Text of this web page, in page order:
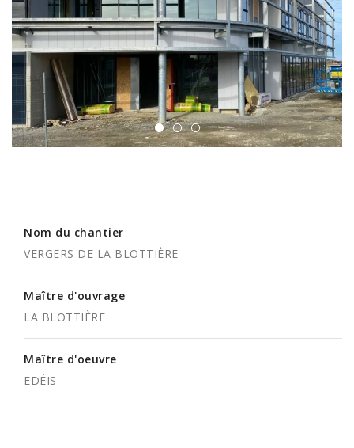
Nom du chantier
VERGERS DE LA BLOTTIÈRE
Maître d'ouvrage
LA BLOTTIÈRE
Maître d'oeuvre
EDÉIS